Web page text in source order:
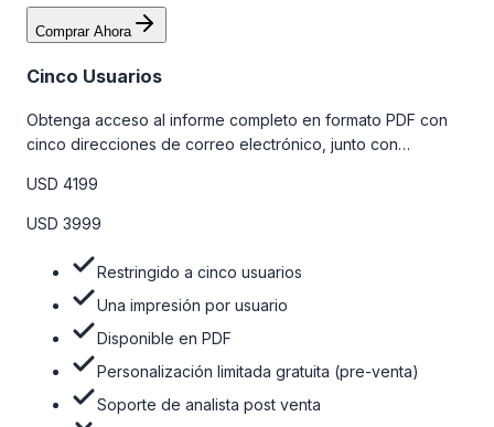
Comprar Ahora
Cinco Usuarios
Obtenga acceso al informe completo en formato PDF con
cinco direcciones de correo electrónico, junto con
venta y el soporte post-venta de nuestros analistas. Para
obtener más información, consulte la tabla de precios a
USD 4199
USD 3999
Restringido a cinco usuarios
Una impresión por usuario
Disponible en PDF
Personalización limitada gratuita (pre-venta)
Soporte de analista post venta